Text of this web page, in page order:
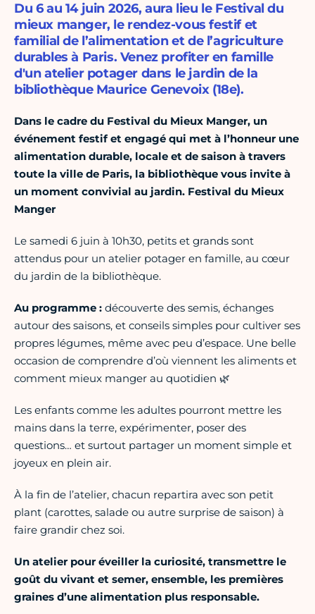
Du 6 au 14 juin 2026, aura lieu le Festival du
mieux manger, le rendez-vous festif et
familial de l’alimentation et de l’agriculture
durables à Paris. Venez profiter en famille
d'un atelier potager dans le jardin de la
bibliothèque Maurice Genevoix (18e).
Dans le cadre du Festival du Mieux Manger, un
événement festif et engagé qui met à l’honneur une
alimentation durable, locale et de saison à travers
toute la ville de Paris, la bibliothèque vous invite à
un moment convivial au jardin. Festival du Mieux
Manger
Le samedi 6 juin à 10h30, petits et grands sont
attendus pour un atelier potager en famille, au cœur
du jardin de la bibliothèque.
Au programme : découverte des semis, échanges
autour des saisons, et conseils simples pour cultiver ses
propres légumes, même avec peu d’espace. Une belle
occasion de comprendre d’où viennent les aliments et
comment mieux manger au quotidien 🌿
Les enfants comme les adultes pourront mettre les
mains dans la terre, expérimenter, poser des
questions… et surtout partager un moment simple et
joyeux en plein air.
À la fin de l’atelier, chacun repartira avec son petit
plant (carottes, salade ou autre surprise de saison) à
faire grandir chez soi.
Un atelier pour éveiller la curiosité, transmettre le
goût du vivant et semer, ensemble, les premières
graines d’une alimentation plus responsable.